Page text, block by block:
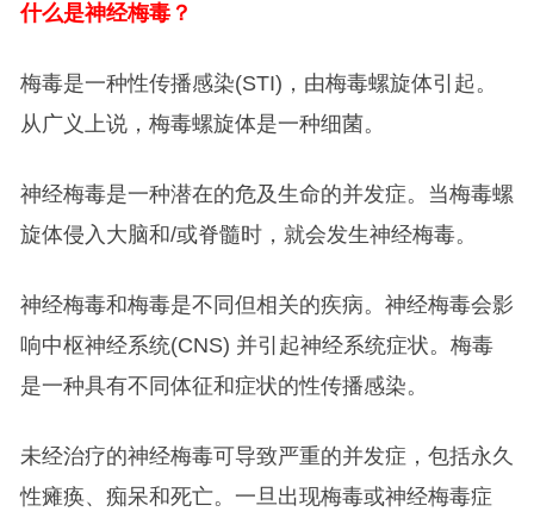
什么是神经梅毒？
梅毒是一种性传播感染(STI)，由梅毒螺旋体引起。
从广义上说，梅毒螺旋体是一种细菌。
神经梅毒是一种潜在的危及生命的并发症。当梅毒螺
旋体侵入大脑和/或脊髓时，就会发生神经梅毒。
神经梅毒和梅毒是不同但相关的疾病。神经梅毒会影
响中枢神经系统(CNS) 并引起神经系统症状。梅毒
是一种具有不同体征和症状的性传播感染。
未经治疗的神经梅毒可导致严重的并发症，包括永久
性瘫痪、痴呆和死亡。一旦出现梅毒或神经梅毒症